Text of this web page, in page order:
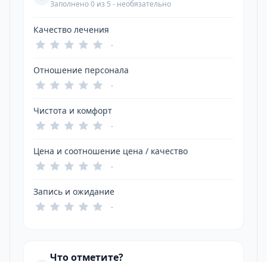
Заполнено 0 из 5 - необязательно
Качество лечения
-
Отношение персонала
-
Чистота и комфорт
-
Цена и соотношение цена / качество
-
Запись и ожидание
-
Что отметите?